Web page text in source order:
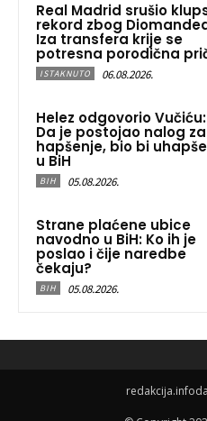
Real Madrid srušio
rekord zbog
Iza transfera krije se
potresna porodična
ISTAKNUTO 06.08.2026.
Helez odgovorio Vučiću:
Da je postojao nalog za
hapšenje, bio bi
u BiH
BIH 05.08.2026.
Strane plaćene ubice
navodno u BiH: Ko ih je
poslao i čije naredbe
čekaju?
BIH 05.08.2026.